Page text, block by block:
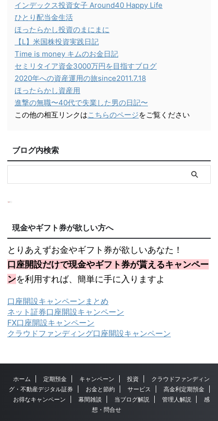
インデックス投資女子 Around40 Happy Life
ひとり配当金生活
ほったらかし投資のまにまに
【L】米国株投資実践日記
Time is money キムのお金日記
セミリタイア資金3000万円を目指すブログ
2020年への資産運用の旅since2011.7.18
ほったらかし資産用
進撃の無職〜40代で失業した男の日記〜
この他の相互リンクはこちらのページをご覧ください
ブログ内検索
現金やギフト券が欲しい方へ
とりあえずお金やギフト券が欲しいあなた！
口座開設だけで現金やギフト券が貰えるキャンペー
ンを利用すれば、簡単に手に入りますよ
口座開設キャンペーンまとめ
ネット証券口座開設キャンペーン
FX口座開設キャンペーン
クラウドファンディング口座開設キャンペーン
ホーム 定期預金 キャンペーン 投資
クラウドファンディン
グ・不動産デジタル証券
お金と節約 サービス
高金利定期預金
お得なキャンペーン
幕間雑談 当ブログ解説 管理人解説
感
想・問合せ